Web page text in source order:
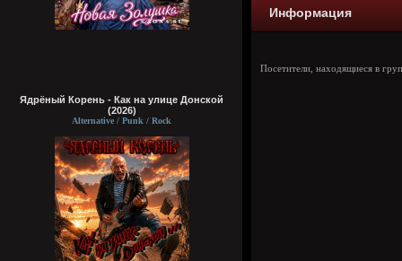
Ядрёный Корень - Как на улице Донской
(2026)
Alternative / Punk / Rock
Информация
Посетители, находящиеся в